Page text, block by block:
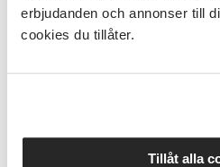
erbjudanden och annonser till
cookies du tillåter.
Tillåt alla